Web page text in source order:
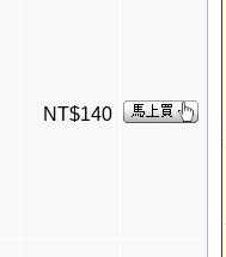
NT$140